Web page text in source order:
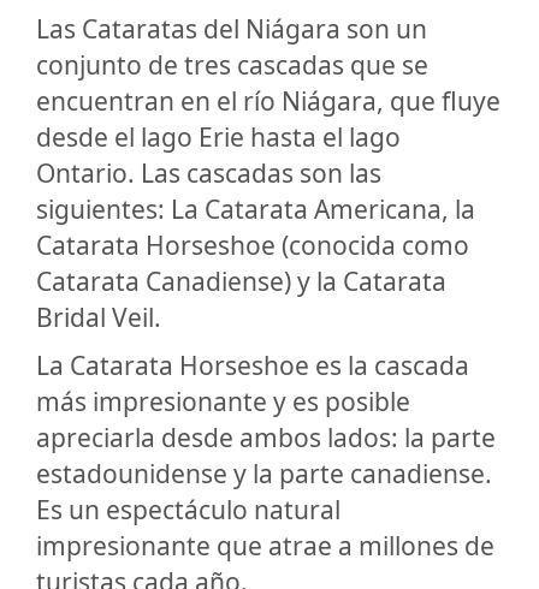
Las Cataratas del Niágara son un
conjunto de tres cascadas que se
encuentran en el río Niágara, que fluye
desde el lago Erie hasta el lago
Ontario. Las cascadas son las
siguientes: La Catarata Americana, la
Catarata Horseshoe (conocida como
Catarata Canadiense) y la Catarata
Bridal Veil.
La Catarata Horseshoe es la cascada
más impresionante y es posible
apreciarla desde ambos lados: la parte
estadounidense y la parte canadiense.
Es un espectáculo natural
impresionante que atrae a millones de
turistas cada año.